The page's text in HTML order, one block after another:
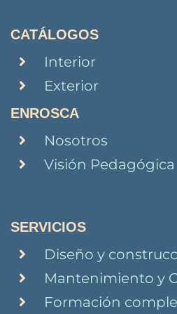
CATÁLOGOS
Interior
Exterior
ENROSCA
Nosotros
Visión Pedagógica
SERVICIOS
Diseño y
Mantenimiento y
Formación